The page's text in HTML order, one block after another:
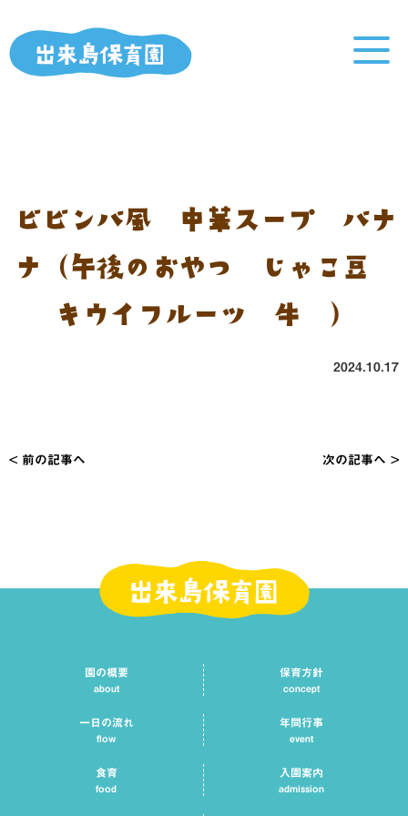
ビビンバ風 中華スープ バナ
ナ（午後のおやつ：じゃこ豆
キウイフルーツ 牛乳）
2024.10.17
投
ゲ
< 前の記事へ 次の記事へ >
園の概要
about
保育方針
concept
一日の流れ
flow
年間行事
event
食育
food
入園案内
admission